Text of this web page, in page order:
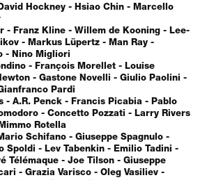
Hockney - Hsiao Chin - Marcello
- Franz Kline - Willem de Kooning - Lee-
- Markus Lüpertz - Man Ray -
- Nino Migliori
- François Morellet - Louise
- Gastone Novelli - Giulio Paolini -
Pardi
- A.R. Penck - Francis Picabia - Pablo
- Concetto Pozzati - Larry Rivers
Rotella
Schifano - Giuseppe Spagnulo -
Spoldi - Lev Tabenkin - Emilio Tadini -
Télémaque - Joe Tilson - Giuseppe
- Grazia Varisco - Oleg Vasiliev -